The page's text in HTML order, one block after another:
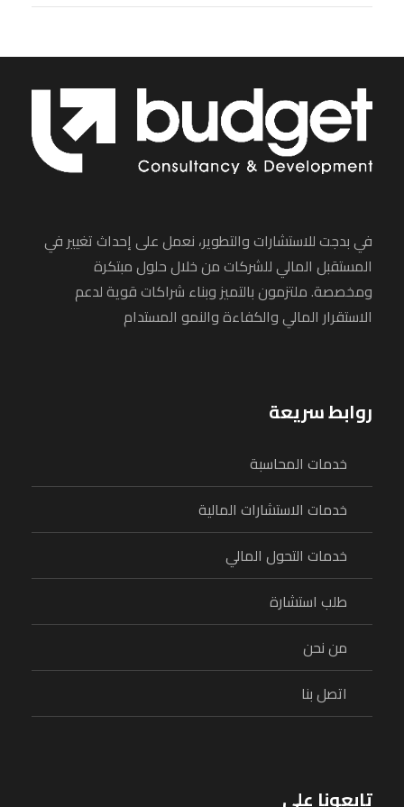
في بدجت للاستشارات والتطوير، نعمل على إحداث تغيير في
المستقبل المالي للشركات من خلال حلول مبتكرة
ومخصصة. ملتزمون بالتميز وبناء شراكات قوية لدعم
الاستقرار المالي والكفاءة والنمو المستدام
روابط سريعة
خدمات المحاسبة
خدمات الاستشارات المالية
خدمات التحول المالي
طلب استشارة
من نحن
اتصل بنا
تابعونا على